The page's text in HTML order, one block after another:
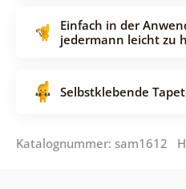
Einfach in der
jedermann leicht zu
Selbstklebende
Katalognummer: sam1612